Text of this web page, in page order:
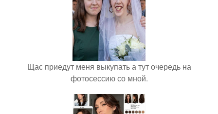
Щас приедут меня выкупать а тут очередь на
фотосессию со мной.